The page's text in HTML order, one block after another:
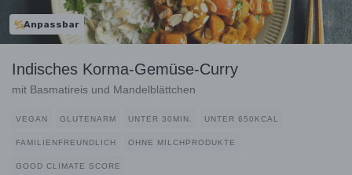
Anpassbar
Indisches Korma-Gemüse-Curry
mit Basmatireis und Mandelblättchen
VEGAN GLUTENARM UNTER 30MIN. UNTER 650KCAL
FAMILIENFREUNDLICH OHNE MILCHPRODUKTE
GOOD CLIMATE SCORE